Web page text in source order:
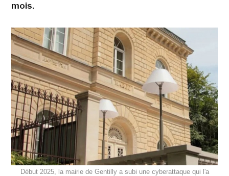
mois.
Début 2025, la mairie de Gentilly a subi une cyberattaque qui l'a